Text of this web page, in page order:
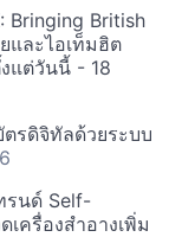
Bringing British
และไอเท็มฮิต
แต่วันนี้ - 18
รดิจิทัลด้วยระบบ
รนด์ Self-
ครื่องสำอางเพิ่ม